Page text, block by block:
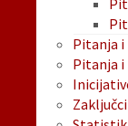
Pitanja
Pitanja i